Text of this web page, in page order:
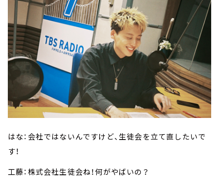
はな：会社ではないんですけど、生徒会を立て直したいで
す！
工藤：株式会社生徒会ね！何がやばいの？